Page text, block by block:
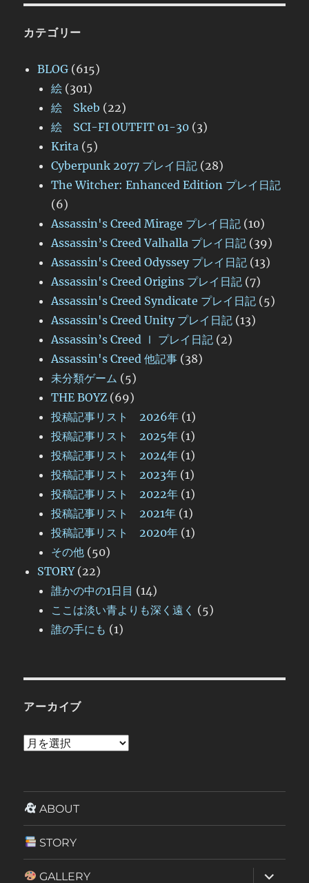
カテゴリー
BLOG (615)
絵 (301)
絵 Skeb (22)
絵 SCI-FI OUTFIT 01-30 (3)
Krita (5)
Cyberpunk 2077 プレイ日記 (28)
The Witcher: Enhanced Edition プレイ日記
(6)
Assassin's Creed Mirage プレイ日記 (10)
Assassin’s Creed Valhalla プレイ日記 (39)
Assassin's Creed Odyssey プレイ日記 (13)
Assassin's Creed Origins プレイ日記 (7)
Assassin's Creed Syndicate プレイ日記 (5)
Assassin's Creed Unity プレイ日記 (13)
Assassin’s Creed Ⅰ プレイ日記 (2)
Assassin's Creed 他記事 (38)
未分類ゲーム (5)
THE BOYZ (69)
投稿記事リスト 2026年 (1)
投稿記事リスト 2025年 (1)
投稿記事リスト 2024年 (1)
投稿記事リスト 2023年 (1)
投稿記事リスト 2022年 (1)
投稿記事リスト 2021年 (1)
投稿記事リスト 2020年 (1)
その他 (50)
STORY(22)
誰かの中の1日目 (14)
ここは淡い青よりも深く遠く (5)
誰の手にも (1)
アーカイブ
ア
イ
ABOUT
STORY
GALLERY
サ